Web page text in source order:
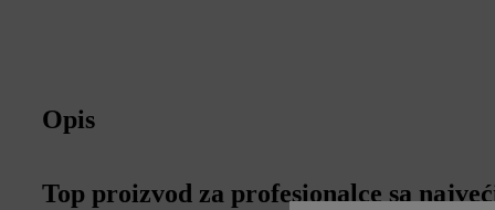
Opis
Top proizvod za profesionalce sa